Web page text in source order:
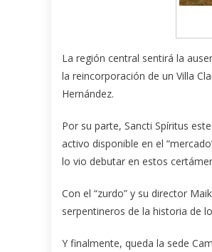
La región central sentirá la
la reincorporación de un Villa
Hernández.
Por su parte, Sancti Spíritus
activo disponible en el
lo vio debutar en estos
Con el “zurdo” y su director
serpentineros de la historia de
Y finalmente, queda la sede